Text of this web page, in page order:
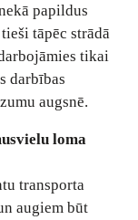
papildus
tāpēc strādā
tikai
darbības
augsnē.
loma
transporta
augiem būt